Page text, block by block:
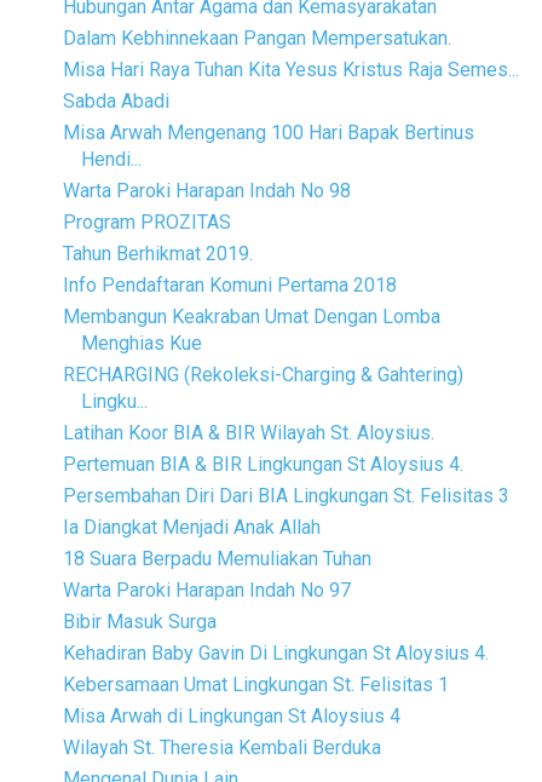
Hubungan Antar Agama dan Kemasyarakatan
Dalam Kebhinnekaan Pangan Mempersatukan.
Misa Hari Raya Tuhan Kita Yesus Kristus Raja Semes...
Sabda Abadi
Misa Arwah Mengenang 100 Hari Bapak Bertinus
Hendi...
Warta Paroki Harapan Indah No 98
Program PROZITAS
Tahun Berhikmat 2019.
Info Pendaftaran Komuni Pertama 2018
Membangun Keakraban Umat Dengan Lomba
Menghias Kue
RECHARGING (Rekoleksi-Charging & Gahtering)
Lingku...
Latihan Koor BIA & BIR Wilayah St. Aloysius.
Pertemuan BIA & BIR Lingkungan St Aloysius 4.
Persembahan Diri Dari BIA Lingkungan St. Felisitas 3
Ia Diangkat Menjadi Anak Allah
18 Suara Berpadu Memuliakan Tuhan
Warta Paroki Harapan Indah No 97
Bibir Masuk Surga
Kehadiran Baby Gavin Di Lingkungan St Aloysius 4.
Kebersamaan Umat Lingkungan St. Felisitas 1
Misa Arwah di Lingkungan St Aloysius 4
Wilayah St. Theresia Kembali Berduka